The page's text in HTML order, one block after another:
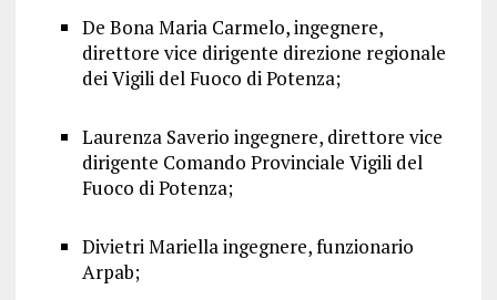
De Bona Maria Carmelo, ingegnere,
direttore vice dirigente direzione regionale
dei Vigili del Fuoco di Potenza;
Laurenza Saverio ingegnere, direttore vice
dirigente Comando Provinciale Vigili del
Fuoco di Potenza;
Divietri Mariella ingegnere, funzionario
Arpab;